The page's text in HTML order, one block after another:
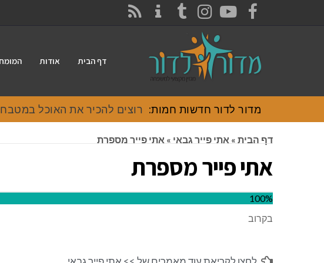
FACEBOOK
YOUTUBE
INSTAGRAM
TUMBLR
דף הבית אודות
מדור לדור חדשות חמות: רוצים להכיר את האוכל במטבח
דף הבית » אתי פייר גבאי » אתי פייר מספרת
אתי פייר מספרת
100%
בקרוב